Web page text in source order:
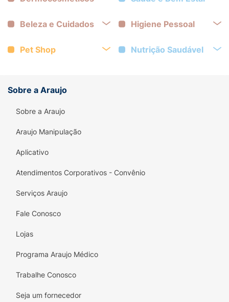
Beleza e Cuidados Higiene Pessoal
Pet Shop Nutrição Saudável
Sobre a Araujo
Sobre a Araujo
Araujo Manipulação
Aplicativo
Atendimentos Corporativos - Convênio
Serviços Araujo
Fale Conosco
Lojas
Programa Araujo Médico
Trabalhe Conosco
Seja um fornecedor